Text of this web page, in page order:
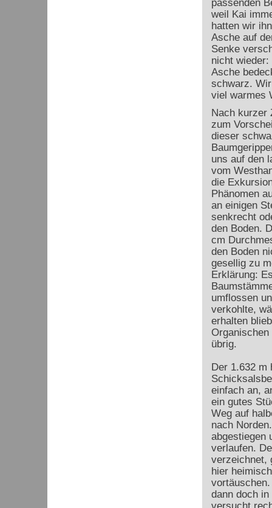
passenden
weil Kai
hatten wir
Asche auf
Senke
nicht
Asche
schwarz.
viel warmes
Nach kurzer
zum
dieser
uns auf den
vom
die
Phänomen
an einigen
senkrecht
den Boden.
cm
den Boden
gesellig zu
Erklärung:
umflossen
verkohlte,
erhalten
übrig.
Der 1.632 m
einfach an,
ein gutes
Weg auf
nach
abgestiegen
verlaufen.
verzeichnet,
hier
dann doch